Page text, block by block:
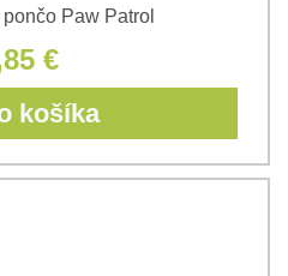
Paw Patrol
€
košíka